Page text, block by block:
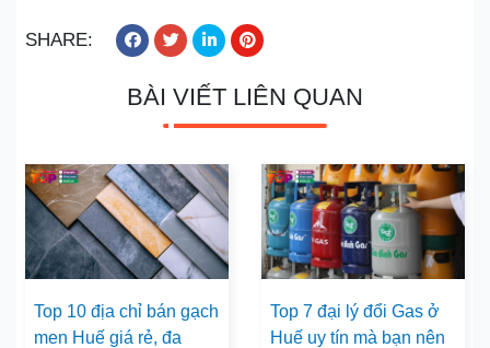
SHARE:
BÀI VIẾT LIÊN QUAN
Top 10 địa chỉ bán gạch
men Huế giá rẻ, đa
Top 7 đại lý đổi Gas ở
Huế uy tín mà bạn nên